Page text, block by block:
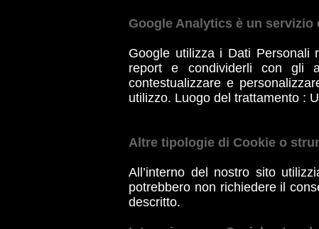
Google Analytics è un servizio
Google utilizza i Dati Personali
report e condividerli con gli
contestualizzare e
utilizzo. Luogo del trattamento :
Altre tipologie di Cookie o
All’interno del nostro sito
potrebbero non richiedere il
descritto.